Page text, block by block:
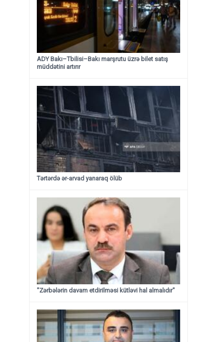
ADY Bakı–Tbilisi–Bakı marşrutu üzrə bilet satış
müddətini artırır
Tərtərdə ər-arvad yanaraq ölüb
"Zərbələrin davam etdirilməsi kütləvi hal almalıdır"